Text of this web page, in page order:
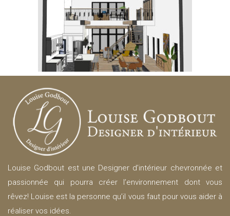
Louise Godbout est une Designer d’intérieur chevronnée et
passionnée qui pourra créer l’environnement dont vous
rêvez! Louise est la personne qu’il vous faut pour vous aider à
réaliser vos idées.